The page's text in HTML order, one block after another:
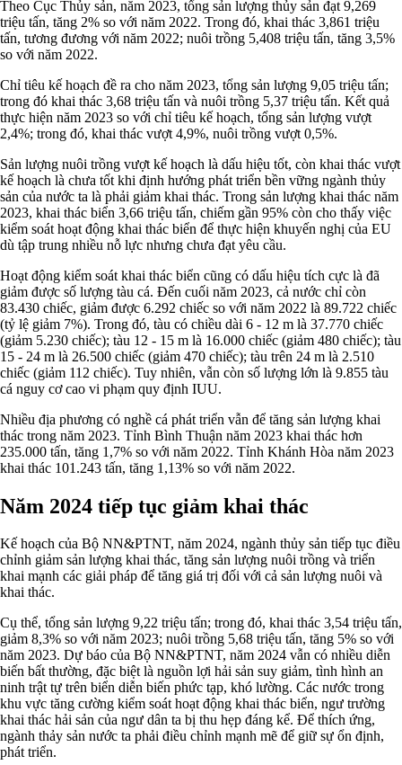
Theo Cục Thủy sản, năm 2023, tổng sản lượng thủy sản đạt 9,269
triệu tấn, tăng 2% so với năm 2022. Trong đó, khai thác 3,861 triệu
tấn, tương đương với năm 2022; nuôi trồng 5,408 triệu tấn, tăng 3,5%
so với năm 2022.
Chỉ tiêu kế hoạch đề ra cho năm 2023, tổng sản lượng 9,05 triệu tấn;
trong đó khai thác 3,68 triệu tấn và nuôi trồng 5,37 triệu tấn. Kết quả
thực hiện năm 2023 so với chỉ tiêu kế hoạch, tổng sản lượng vượt
2,4%; trong đó, khai thác vượt 4,9%, nuôi trồng vượt 0,5%.
Sản lượng nuôi trồng vượt kế hoạch là dấu hiệu tốt, còn khai thác vượt
kế hoạch là chưa tốt khi định hướng phát triển bền vững ngành thủy
sản của nước ta là phải giảm khai thác. Trong sản lượng khai thác năm
2023, khai thác biển 3,66 triệu tấn, chiếm gần 95% còn cho thấy việc
kiểm soát hoạt động khai thác biển để thực hiện khuyến nghị của EU
dù tập trung nhiều nỗ lực nhưng chưa đạt yêu cầu.
Hoạt động kiểm soát khai thác biển cũng có dấu hiệu tích cực là đã
giảm được số lượng tàu cá. Đến cuối năm 2023, cả nước chỉ còn
83.430 chiếc, giảm được 6.292 chiếc so với năm 2022 là 89.722 chiếc
(tỷ lệ giảm 7%). Trong đó, tàu có chiều dài 6 - 12 m là 37.770 chiếc
(giảm 5.230 chiếc); tàu 12 - 15 m là 16.000 chiếc (giảm 480 chiếc); tàu
15 - 24 m là 26.500 chiếc (giảm 470 chiếc); tàu trên 24 m là 2.510
chiếc (giảm 112 chiếc). Tuy nhiên, vẫn còn số lượng lớn là 9.855 tàu
cá nguy cơ cao vi phạm quy định IUU.
Nhiều địa phương có nghề cá phát triển vẫn để tăng sản lượng khai
thác trong năm 2023. Tỉnh Bình Thuận năm 2023 khai thác hơn
235.000 tấn, tăng 1,7% so với năm 2022. Tỉnh Khánh Hòa năm 2023
khai thác 101.243 tấn, tăng 1,13% so với năm 2022.
Năm 2024 tiếp tục giảm khai thác
Kế hoạch của Bộ NN&PTNT, năm 2024, ngành thủy sản tiếp tục điều
chỉnh giảm sản lượng khai thác, tăng sản lượng nuôi trồng và triển
khai mạnh các giải pháp để tăng giá trị đối với cả sản lượng nuôi và
khai thác.
Cụ thể, tổng sản lượng 9,22 triệu tấn; trong đó, khai thác 3,54 triệu tấn,
giảm 8,3% so với năm 2023; nuôi trồng 5,68 triệu tấn, tăng 5% so với
năm 2023. Dự báo của Bộ NN&PTNT, năm 2024 vẫn có nhiều diễn
biến bất thường, đặc biệt là nguồn lợi hải sản suy giảm, tình hình an
ninh trật tự trên biển diễn biến phức tạp, khó lường. Các nước trong
khu vực tăng cường kiểm soát hoạt động khai thác biển, ngư trường
khai thác hải sản của ngư dân ta bị thu hẹp đáng kể. Để thích ứng,
ngành thảy sản nước ta phải điều chỉnh mạnh mẽ để giữ sự ổn định,
phát triển.